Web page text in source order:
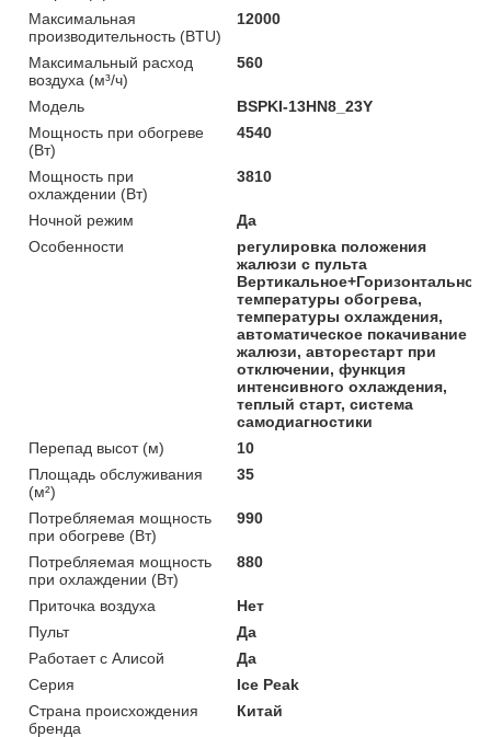
Максимальная
производительность (BTU)
12000
Максимальный расход
воздуха (м³/ч)
560
Модель
BSPKI-13HN8_23Y
Мощность при обогреве
(Вт)
4540
Мощность при
охлаждении (Вт)
3810
Ночной режим
Да
Особенности
регулировка положения
жалюзи с пульта
Вертикальное+Горизонтальное,
температуры обогрева,
температуры охлаждения,
автоматическое покачивание
жалюзи, авторестарт при
отключении, функция
интенсивного охлаждения,
теплый старт, система
самодиагностики
Перепад высот (м)
10
Площадь обслуживания
(м²)
35
Потребляемая мощность
при обогреве (Вт)
990
Потребляемая мощность
при охлаждении (Вт)
880
Приточка воздуха
Нет
Пульт
Да
Работает с Алисой
Да
Серия
Ice Peak
Страна происхождения
бренда
Китай